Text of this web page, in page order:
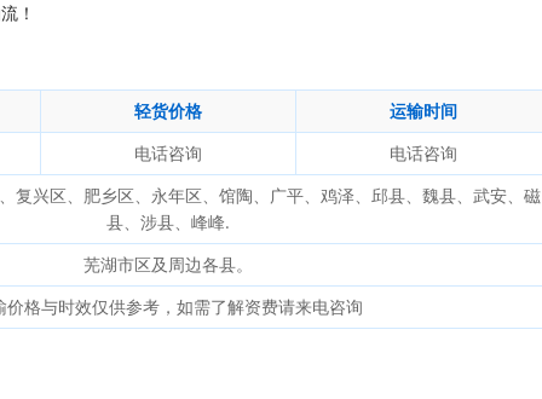
！
轻货价格
运输时间
电话咨询
电话咨询
复兴区、肥乡区、永年区、馆陶、广平、鸡泽、邱县、魏县、武安、磁
县、涉县、峰峰.
芜湖市区及周边各县。
价格与时效仅供参考，如需了解资费请来电咨询